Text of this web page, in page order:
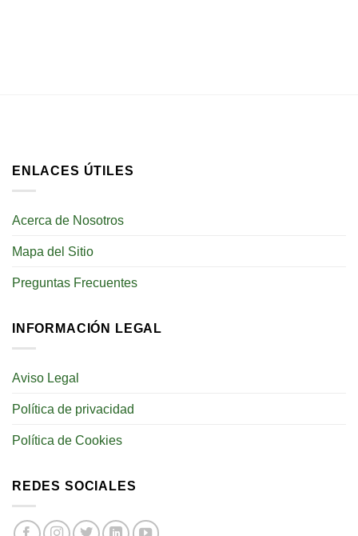
ENLACES ÚTILES
Acerca de Nosotros
Mapa del Sitio
Preguntas Frecuentes
INFORMACIÓN LEGAL
Aviso Legal
Política de privacidad
Política de Cookies
REDES SOCIALES